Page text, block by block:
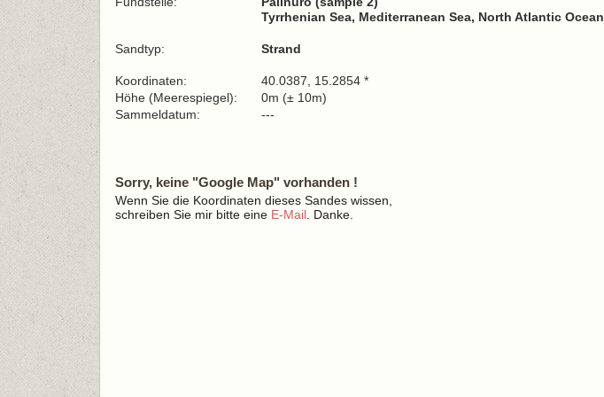
Tyrrhenian Sea, Mediterranean Sea, North Atlantic Ocean
Sandtyp: Strand
Koordinaten:
40.0387, 15.2854 *
Höhe (Meerespiegel):
0m (± 10m)
Sammeldatum:
---
Sorry, keine "Google Map" vorhanden !
Wenn Sie die Koordinaten dieses Sandes wissen,
schreiben Sie mir bitte eine E-Mail . Danke.